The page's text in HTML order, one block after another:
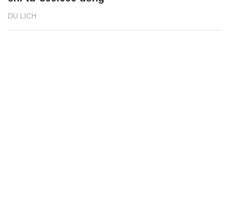
DU LỊCH